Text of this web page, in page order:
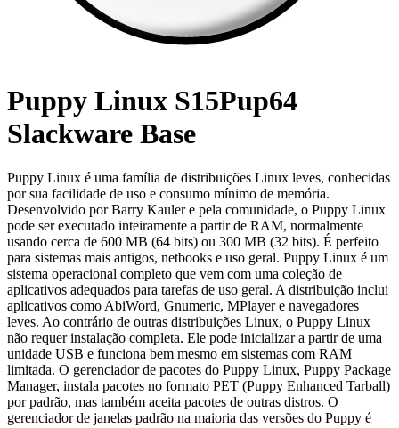
Puppy Linux S15Pup64
Slackware Base
Puppy Linux é uma família de distribuições Linux leves, conhecidas
por sua facilidade de uso e consumo mínimo de memória.
Desenvolvido por Barry Kauler e pela comunidade, o Puppy Linux
pode ser executado inteiramente a partir de RAM, normalmente
usando cerca de 600 MB (64 bits) ou 300 MB (32 bits). É perfeito
para sistemas mais antigos, netbooks e uso geral. Puppy Linux é um
sistema operacional completo que vem com uma coleção de
aplicativos adequados para tarefas de uso geral. A distribuição inclui
aplicativos como AbiWord, Gnumeric, MPlayer e navegadores
leves. Ao contrário de outras distribuições Linux, o Puppy Linux
não requer instalação completa. Ele pode inicializar a partir de uma
unidade USB e funciona bem mesmo em sistemas com RAM
limitada. O gerenciador de pacotes do Puppy Linux, Puppy Package
Manager, instala pacotes no formato PET (Puppy Enhanced Tarball)
por padrão, mas também aceita pacotes de outras distros. O
gerenciador de janelas padrão na maioria das versões do Puppy é